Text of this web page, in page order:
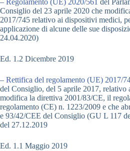
– Regolamento (UE) 2020/561 del
Consiglio del 23 aprile 2020 che
2017/745 relativo ai dispositivi medici,
applicazione di alcune delle sue
24.04.2020)
Ed. 1.2 Dicembre 2019
– Rettifica del regolamento (UE) 2017/
del Consiglio, del 5 aprile 2017, relativo
modifica la direttiva 2001/83/CE, il
regolamento (CE) n. 1223/2009 e che
e 93/42/CEE del Consiglio (GU L 117
del 27.12.2019
Ed. 1.1 Maggio 2019